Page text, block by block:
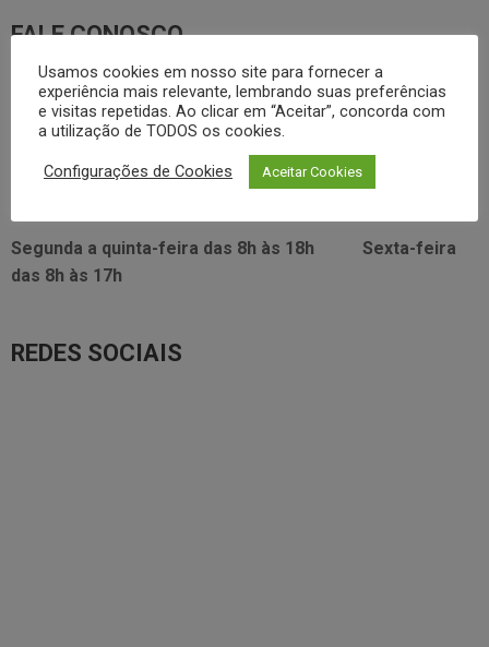
FALE CONOSCO
3338.2628
foodservice@dayhome.com.br
Atendimento Whatsapp
VISITE NOSSO SHOWRROM:
Segunda a quinta-feira das 8h às 18h
Sexta-feira
das 8h às 17h
REDES SOCIAIS
Usamos cookies em nosso site para fornecer a
experiência mais relevante, lembrando suas preferências
e visitas repetidas. Ao clicar em “Aceitar”, concorda com
a utilização de TODOS os cookies.
Configurações de Cookies Aceitar Cookies